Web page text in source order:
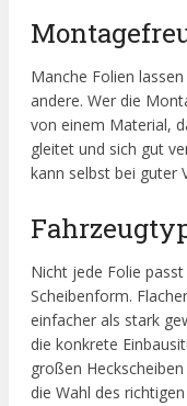
Manche Folien
andere. Wer die
von einem Material,
gleitet und sich gut
kann selbst bei guter
Nicht jede Folie
Scheibenform.
einfacher als stark
die konkrete
großen
die Wahl des